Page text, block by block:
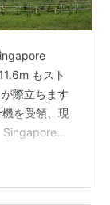
もスト
際立ちます
を受領、現
Singapore